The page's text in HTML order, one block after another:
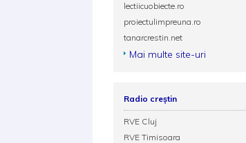
lectiicuobiecte.ro
proiectulimpreuna.ro
tanarcrestin.net
Mai multe site-uri
Radio creștin
RVE Cluj
RVE Timisoara